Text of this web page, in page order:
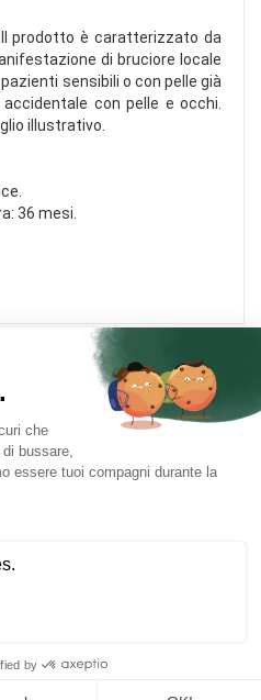
prodotto è caratterizzato da
di bruciore locale
sensibili o con pelle già
con pelle e occhi.
illustrativo.
36 mesi.
Link Veloci
Condizioni di Vendita